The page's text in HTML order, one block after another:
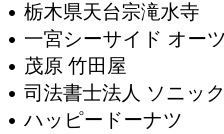
栃木県天台宗滝水寺
一宮シーサイド オー
茂原 竹田屋
司法書士法人 ソニッ
ハッピードーナツ